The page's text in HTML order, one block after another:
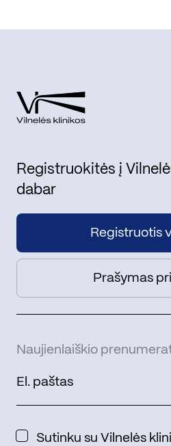
Registruokitės į
dabar
Registruotis
Prašymas
Naujienlaiškio
Sutinku su Vilnelės